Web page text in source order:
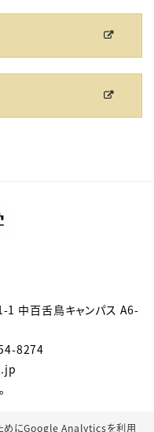
めにGoogle Analyticsを利用
中百舌鳥キャンパス A6-
8274